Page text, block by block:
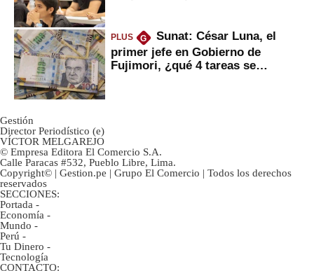
PLUS G
Sunat: César Luna, el
primer jefe en Gobierno de
Fujimori, ¿qué 4 tareas se
Gestión
Director Periodístico (e)
VÍCTOR MELGAREJO
© Empresa Editora El Comercio S.A.
Calle Paracas #532, Pueblo Libre, Lima.
Copyright© | Gestion.pe | Grupo El Comercio | Todos los derechos
reservados
SECCIONES:
Portada -
Economía -
Mundo -
Perú -
Tu Dinero -
Tecnología
CONTACTO: